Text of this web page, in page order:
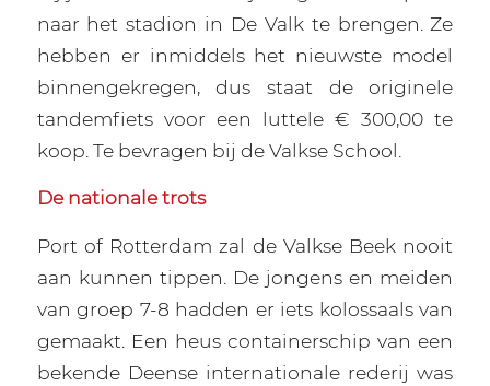
naar het stadion in De Valk te brengen. Ze
hebben er inmiddels het nieuwste model
binnengekregen, dus staat de originele
tandemfiets voor een luttele € 300,00 te
koop. Te bevragen bij de Valkse School.
De nationale trots
Port of Rotterdam zal de Valkse Beek nooit
aan kunnen tippen. De jongens en meiden
van groep 7-8 hadden er iets kolossaals van
gemaakt. Een heus containerschip van een
bekende Deense internationale rederij was